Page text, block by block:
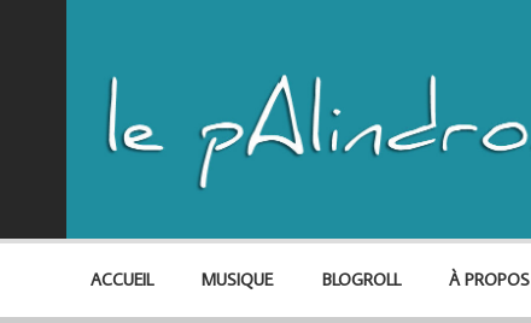
ACCUEIL MUSIQUE BLOGROLL À PROPOS